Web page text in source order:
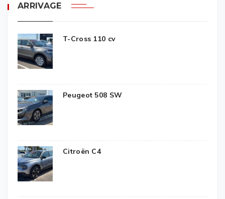
ARRIVAGE
T-Cross 110 cv
Peugeot 508 SW
Citroën C4